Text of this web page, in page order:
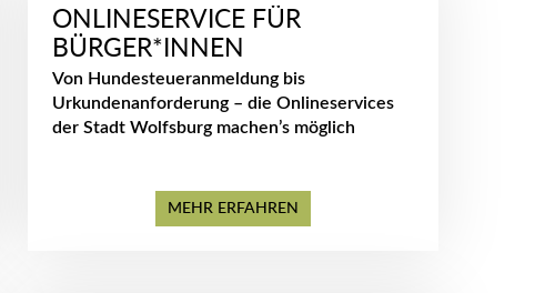
ONLINESERVICE FÜR
BÜRGER*INNEN
Von Hundesteueranmeldung bis
Urkundenanforderung – die Onlineservices
der Stadt Wolfsburg machen’s möglich
MEHR ERFAHREN